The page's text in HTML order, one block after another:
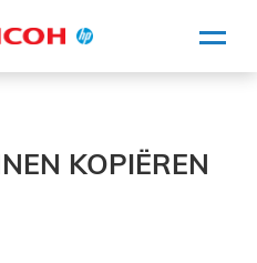
KOPIËREN